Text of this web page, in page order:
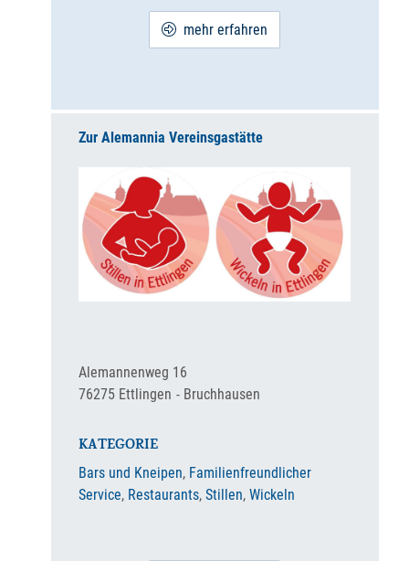
mehr erfahren
Zur Alemannia Vereinsgastätte
Bruchhausen
Alemannenweg 16
76275 Ettlingen
KATEGORIE
Bars und Kneipen, Familienfreundlicher
Service, Restaurants, Stillen, Wickeln